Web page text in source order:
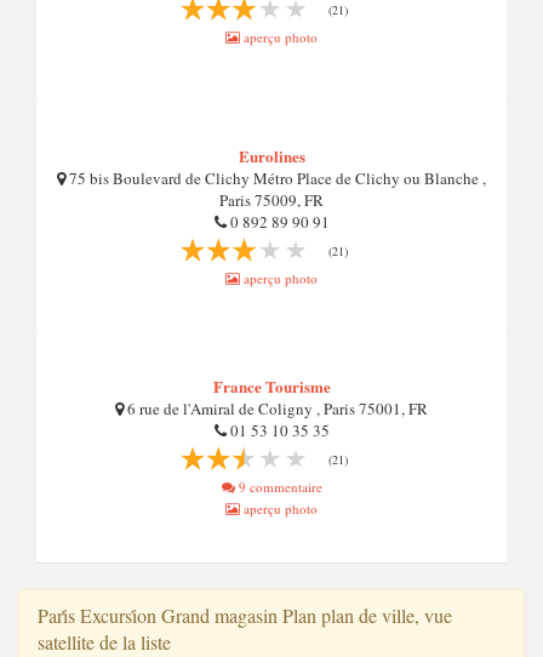
(21)
aperçu photo
Eurolines
75 bis Boulevard de Clichy Métro Place de Clichy ou Blanche ,
Paris 75009, FR
0 892 89 90 91
(21)
aperçu photo
France Tourisme
6 rue de l'Amiral de Coligny , Paris 75001, FR
01 53 10 35 35
(21)
9 commentaire
aperçu photo
Pari̇̇s Excursi̇̇on Grand magasin Plan plan de ville, vue
satellite de la liste